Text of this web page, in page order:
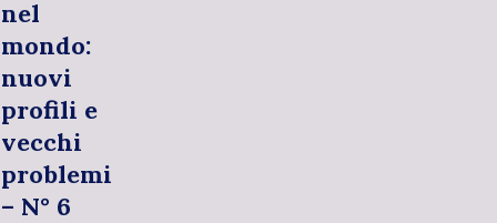
nel
mondo:
nuovi
profili e
vecchi
problemi
– N° 6